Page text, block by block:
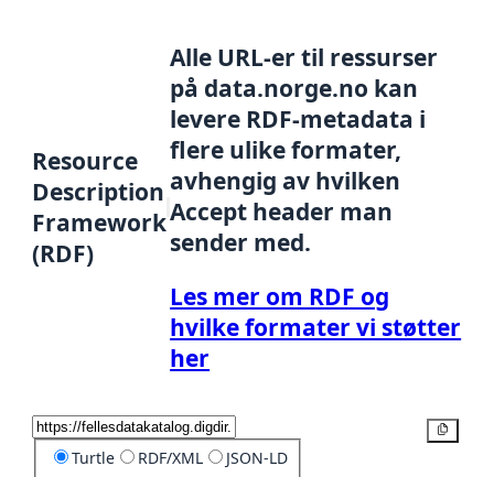
Resource
Description
Framework
(RDF)
Alle URL-er til ressurser
på data.norge.no kan
levere RDF-metadata i
flere ulike formater,
avhengig av hvilken
Accept header man
sender med.
Les mer om RDF og
hvilke formater vi støtter
her
Turtle RDF/XML JSON-LD